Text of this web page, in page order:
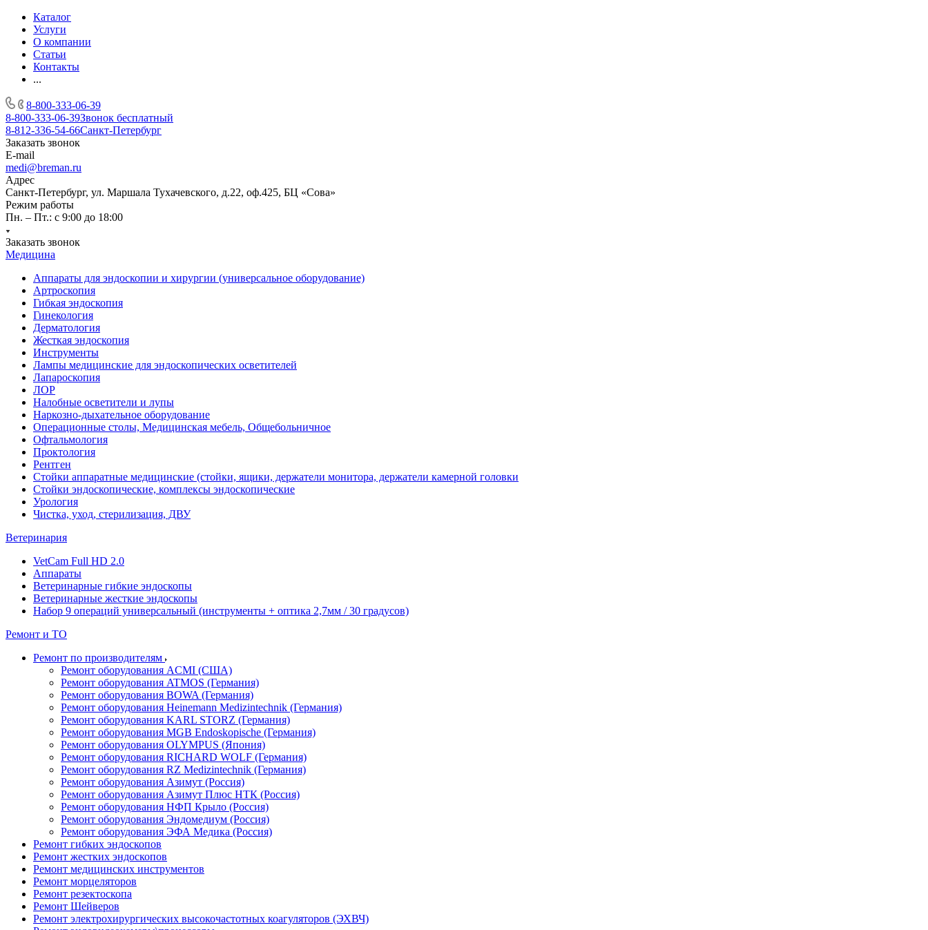
Каталог
Услуги
О компании
Статьи
Контакты
...
8-800-333-06-39
8-800-333-06-39Звонок бесплатный
8-812-336-54-66Санкт-Петербург
Заказать звонок
E-mail
medi@breman.ru
Адрес
Санкт-Петербург, ул. Маршала Тухачевского, д.22, оф.425, БЦ «Сова»
Режим работы
Пн. – Пт.: с 9:00 до 18:00
Заказать звонок
Медицина
Аппараты для эндоскопии и хирургии (универсальное оборудование)
Артроскопия
Гибкая эндоскопия
Гинекология
Дерматология
Жесткая эндоскопия
Инструменты
Лампы медицинские для эндоскопических осветителей
Лапароскопия
ЛОР
Налобные осветители и лупы
Наркозно-дыхательное оборудование
Операционные столы, Медицинская мебель, Общебольничное
Офтальмология
Проктология
Рентген
Стойки аппаратные медицинские (стойки, ящики, держатели монитора, держатели камерной головки
Стойки эндоскопические, комплексы эндоскопические
Урология
Чистка, уход, стерилизация, ДВУ
Ветеринария
VetCam Full HD 2.0
Аппараты
Ветеринарные гибкие эндоскопы
Ветеринарные жесткие эндоскопы
Набор 9 операций универсальный (инструменты + оптика 2,7мм / 30 градусов)
Ремонт и ТО
Ремонт по производителям
Ремонт оборудования ACMI (США)
Ремонт оборудования ATMOS (Германия)
Ремонт оборудования BOWA (Германия)
Ремонт оборудования Heinemann Medizintechnik (Германия)
Ремонт оборудования KARL STORZ (Германия)
Ремонт оборудования MGB Endoskopische (Германия)
Ремонт оборудования OLYMPUS (Япония)
Ремонт оборудования RICHARD WOLF (Германия)
Ремонт оборудования RZ Medizintechnik (Германия)
Ремонт оборудования Азимут (Россия)
Ремонт оборудования Азимут Плюс НТК (Россия)
Ремонт оборудования НФП Крыло (Россия)
Ремонт оборудования Эндомедиум (Россия)
Ремонт оборудования ЭФА Медика (Россия)
Ремонт гибких эндоскопов
Ремонт жестких эндоскопов
Ремонт медицинских инструментов
Ремонт морцеляторов
Ремонт резектоскопа
Ремонт Шейверов
Ремонт электрохирургических высокочастотных коагуляторов (ЭХВЧ)